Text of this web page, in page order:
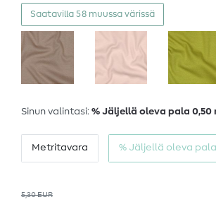
Saatavilla 58 muussa värissä
Sinun valintasi: % Jäljellä oleva pala 0,50
Metritavara % Jäljellä oleva pala
5,30 EUR